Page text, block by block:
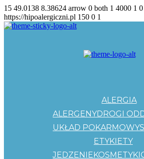
15 49.0138 8.38624 arrow 0 both 1 4000 1 0
https://hipoalergiczni.pl 150 0 1
ALERGIA
ALERGENYDROGI
UKŁAD POKARMOWY
ETYKIETY
JEDZENIEKOSMETYKI